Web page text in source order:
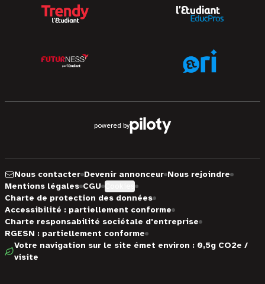
powered by
Nous contacter Devenir annonceur Nous rejoindre
Mentions légales CGU
Charte de protection des données
Accessibilité : partiellement conforme
Charte responsabilité sociétale d'entreprise
RGESN : partiellement conforme
Votre navigation sur le site émet environ : 0,5g CO2e /
visite